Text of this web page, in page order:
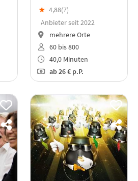
★ 4,88(7)
Anbieter seit 2022
mehrere Orte
60 bis 800
40,0 Minuten
ab26 € p.P.